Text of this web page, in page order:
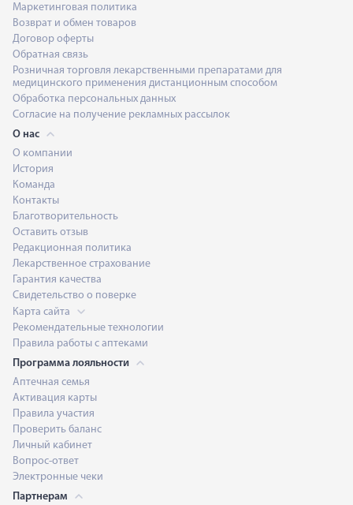
Маркетинговая политика
Возврат и обмен товаров
Договор оферты
Обратная связь
Розничная торговля лекарственными препаратами для
медицинского применения дистанционным способом
Обработка персональных данных
Согласие на получение рекламных рассылок
О нас
О компании
История
Команда
Контакты
Благотворительность
Оставить отзыв
Редакционная политика
Лекарственное страхование
Гарантия качества
Свидетельство о поверке
Карта сайта
Рекомендательные технологии
Правила работы с аптеками
Программа лояльности
Аптечная семья
Активация карты
Правила участия
Проверить баланс
Личный кабинет
Вопрос-ответ
Электронные чеки
Партнерам